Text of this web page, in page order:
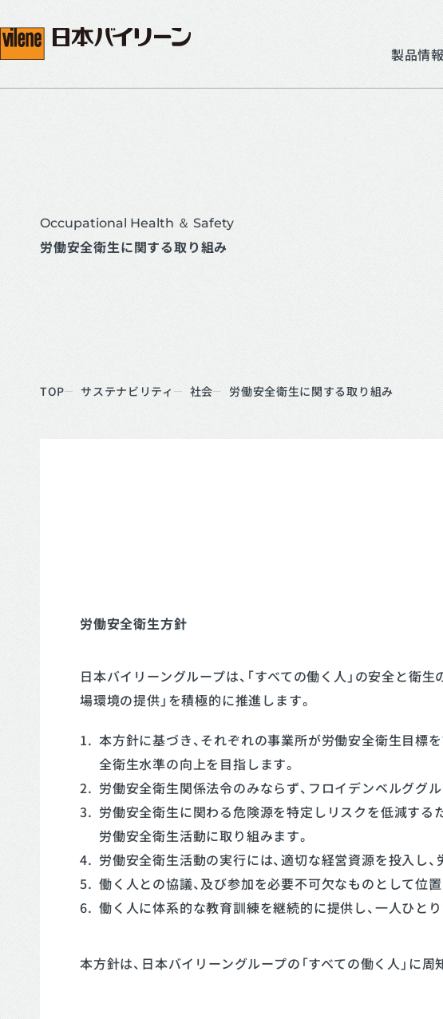
製品情報
Occupational Health ＆ Safety
労働安全衛生に関する取り組み
TOP サステナビリティ 社会 労働安全衛生に関する取り組み
労働安全衛生方針
日本バイリーングループは、「すべての働く人」の安全と衛
場環境の提供」を積極的に推進します。
本方針に基づき、それぞれの事業所が労働安全衛生目標
全衛生水準の向上を目指します。
労働安全衛生関係法令のみならず、フロイデンベルググ
労働安全衛生に関わる危険源を特定しリスクを低減する
労働安全衛生活動に取り組みます。
労働安全衛生活動の実行には、適切な経営資源を投入し
働く人との協議、及び参加を必要不可欠なものとして位
働く人に体系的な教育訓練を継続的に提供し、一人ひと
本方針は、日本バイリーングループの「すべての働く人」に